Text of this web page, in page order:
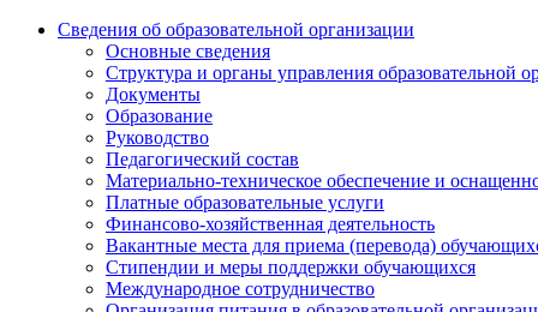
Сведения об образовательной организации
Основные сведения
Структура и органы управления образовательной
Документы
Образование
Руководство
Педагогический состав
Материально-техническое обеспечение и
Платные образовательные услуги
Финансово-хозяйственная деятельность
Вакантные места для приема (перевода)
Стипендии и меры поддержки обучающихся
Международное сотрудничество